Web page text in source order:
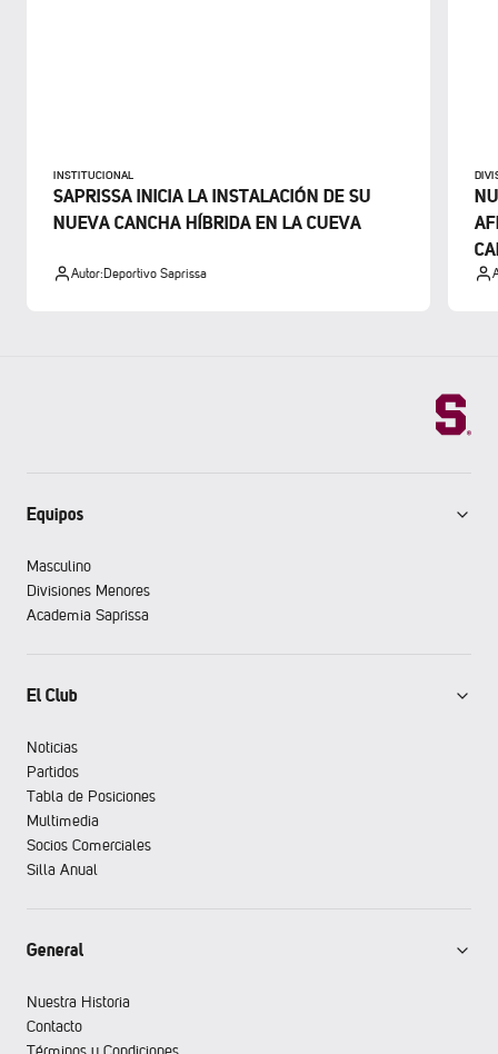
INSTITUCIONAL
SAPRISSA INICIA LA INSTALACIÓN DE SU
NUEVA CANCHA HÍBRIDA EN LA CUEVA
Autor:Deportivo Saprissa
Equipos
Masculino
Divisiones Menores
Academia Saprissa
El Club
Noticias
Partidos
Tabla de Posiciones
Multimedia
Socios Comerciales
Silla Anual
General
Nuestra Historia
Contacto